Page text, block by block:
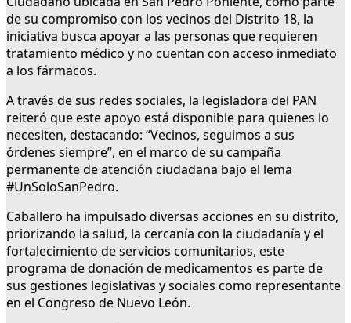
de su compromiso con los vecinos del Distrito 18, la
iniciativa busca apoyar a las personas que requieren
tratamiento médico y no cuentan con acceso inmediato
a los fármacos.
A través de sus redes sociales, la legisladora del PAN
reiteró que este apoyo está disponible para quienes lo
necesiten, destacando: “Vecinos, seguimos a sus
órdenes siempre”, en el marco de su campaña
permanente de atención ciudadana bajo el lema
#UnSoloSanPedro.
Caballero ha impulsado diversas acciones en su distrito,
priorizando la salud, la cercanía con la ciudadanía y el
fortalecimiento de servicios comunitarios, este
programa de donación de medicamentos es parte de
sus gestiones legislativas y sociales como representante
en el Congreso de Nuevo León.